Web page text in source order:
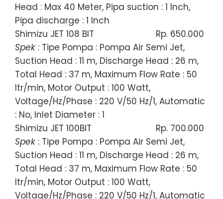
Head : Max 40 Meter, Pipa suction : 1 Inch,
Pipa discharge : 1 Inch
Shimizu JET 108 BIT
Rp. 650.000
Spek : Tipe Pompa : Pompa Air Semi Jet,
Suction Head : 11 m, Discharge Head : 26 m,
Total Head : 37 m, Maximum Flow Rate : 50
ltr/min, Motor Output : 100 Watt,
Voltage/Hz/Phase : 220 V/50 Hz/1, Automatic
: No, Inlet Diameter : 1
Shimizu JET 100BIT
Rp. 700.000
Spek : Tipe Pompa : Pompa Air Semi Jet,
Suction Head : 11 m, Discharge Head : 26 m,
Total Head : 37 m, Maximum Flow Rate : 50
ltr/min, Motor Output : 100 Watt,
Voltage/Hz/Phase : 220 V/50 Hz/1, Automatic